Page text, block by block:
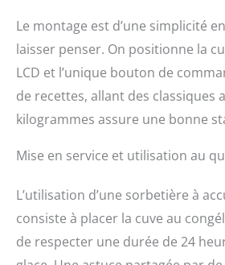
Le montage est d’une simplicité
laisser penser. On positionne la
LCD et l’unique bouton de
de recettes, allant des classiques
kilogrammes assure une bonne
Mise en service et utilisation au
L’utilisation d’une sorbetière à
consiste à placer la cuve au
de respecter une durée de 24